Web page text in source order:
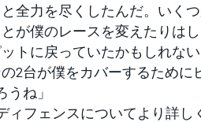
と全力を尽くしたんだ。いく
が僕のレースを変えたりは
トに戻っていたかもしれない
の2台が僕をカバーするため
ね」
ィフェンスについてより詳し